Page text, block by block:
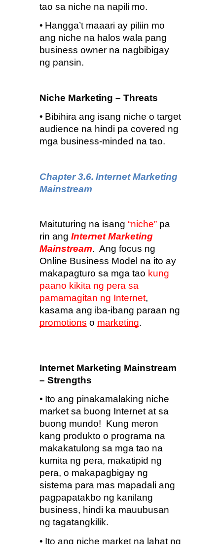
tao sa niche na napili mo.
• Hangga’t maaari ay piliin mo
ang niche na halos wala pang
business owner na nagbibigay
ng pansin.
Niche Marketing – Threats
• Bibihira ang isang niche o target
audience na hindi pa covered ng
mga business-minded na tao.
Chapter 3.6. Internet Marketing
Mainstream
Maituturing na isang “niche” pa
rin ang Internet Marketing
Mainstream.  Ang focus ng
Online Business Model na ito ay
makapagturo sa mga tao kung
paano kikita ng pera sa
pamamagitan ng Internet,
promotions o marketing.
Internet Marketing Mainstream
– Strengths
• Ito ang pinakamalaking niche
market sa buong Internet at sa
buong mundo!  Kung meron
kang produkto o programa na
makakatulong sa mga tao na
kumita ng pera, makatipid ng
pera, o makapagbigay ng
sistema para mas mapadali ang
pagpapatakbo ng kanilang
business, hindi ka mauubusan
ng tagatangkilik.
• Ito ang niche market na lahat ng